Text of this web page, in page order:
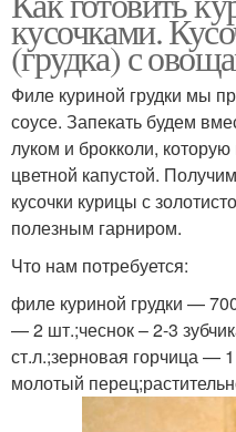
кусочками.
(грудка) с
Филе куриной грудки мы
соусе. Запекать будем
луком и брокколи,
цветной капустой.
кусочки курицы с
полезным гарниром.
Что нам потребуется:
филе куриной грудки —
— 2 шт.;чеснок – 2-3
ст.л.;зерновая горчица —
молотый